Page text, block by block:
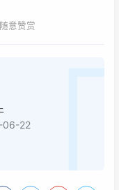
意赞赏
06-22